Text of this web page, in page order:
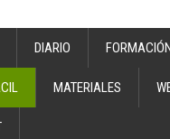
DIARIO
MATERIALES